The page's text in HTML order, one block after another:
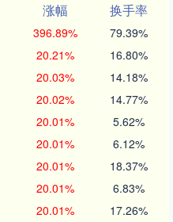
涨幅
换手率
396.89% 79.39%
20.21% 16.80%
20.03% 14.18%
20.02% 14.77%
20.01% 5.62%
20.01% 6.12%
20.01% 18.37%
20.01% 6.83%
20.01% 17.26%